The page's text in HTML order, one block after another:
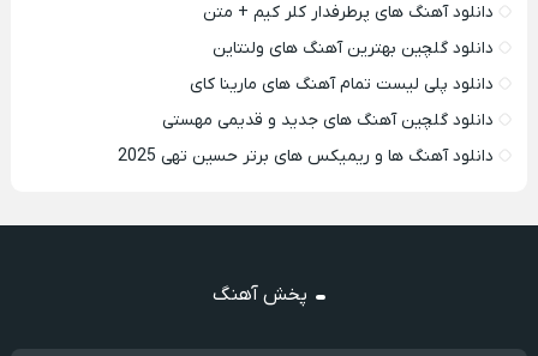
دانلود آهنگ های پرطرفدار کلر کیم + متن
دانلود گلچین بهترین آهنگ های ولنتاین
دانلود پلی لیست تمام آهنگ های مارینا کای
دانلود گلچین آهنگ های جدید و قدیمی مهستی
دانلود آهنگ ها و ریمیکس های برتر حسین تهی 2025
پخش آهنگ